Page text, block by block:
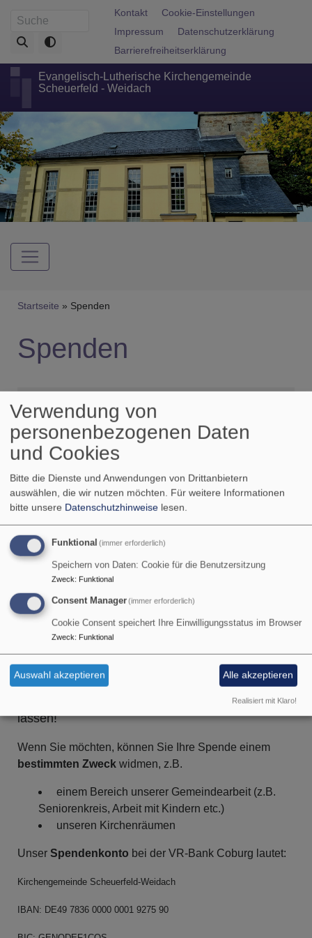
zum
Inhalt
Suche Fußbereichsmenü
Kontakt
Cookie-Einstellungen
Impressum
Datenschutzerklärung
Barrierefreiheitserklärung
Evangelisch-Lutherische Kirchengemeinde
Scheuerfeld - Weidach
Hauptnavigation
Breadcrumb
Startseite Spenden
Spenden
Wir freuen uns, wenn Sie unserer
Kirchengemeinde eine Spende zukommen
lassen!
Wenn Sie möchten, können Sie Ihre Spende einem
bestimmten Zweck widmen, z.B.
einem Bereich unserer Gemeindearbeit (z.B.
Seniorenkreis, Arbeit mit Kindern etc.)
unseren Kirchenräumen
Unser Spendenkonto bei der VR-Bank Coburg lautet:
Kirchengemeinde Scheuerfeld-Weidach
IBAN: DE49 7836 0000 0001 9275 90
Verwendung von
personenbezogenen Daten
und Cookies
Bitte die Dienste und Anwendungen von Drittanbietern
auswählen, die wir nutzen möchten. Für weitere Informationen
bitte unsere Datenschutzhinweise lesen.
Funktional (immer erforderlich)
Speichern von Daten: Cookie für die Benutzersitzung
Zweck: Funktional
Consent Manager(immer erforderlich)
Cookie Consent speichert Ihre Einwilligungsstatus im Browser
Zweck: Funktional
Auswahl akzeptieren Alle akzeptieren
Realisiert mit Klaro!